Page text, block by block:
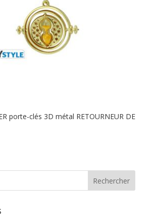
porte-clés 3D métal RETOURNEUR DE